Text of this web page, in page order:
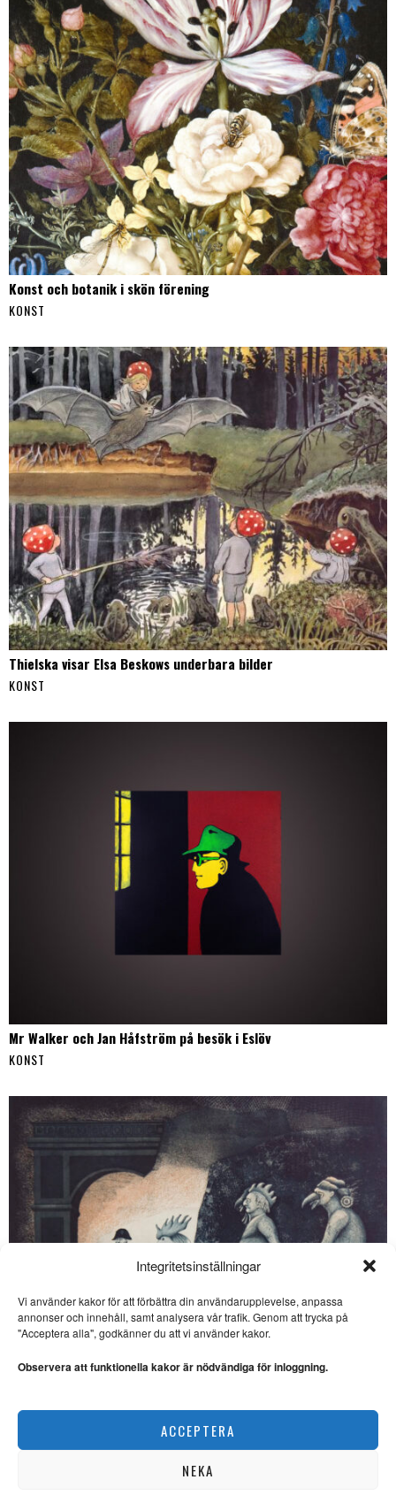
Integritetsinställningar
Vi använder kakor för att förbättra din användarupplevelse, anpassa
annonser och innehåll, samt analysera vår trafik. Genom att trycka på
"Acceptera alla", godkänner du att vi använder kakor.
Observera att funktionella kakor är nödvändiga för inloggning.
ACCEPTERA
NEKA
Konst och botanik i skön förening
KONST
Thielska visar Elsa Beskows underbara bilder
KONST
Mr Walker och Jan Håfström på besök i Eslöv
KONST
Ulf Eklund kombinerar kärvhet med värme
SE ÄVEN
utan döden?”